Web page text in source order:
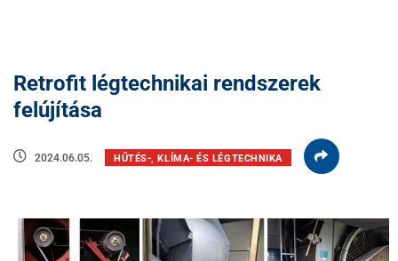
Retrofit légtechnikai rendszerek
felújítása
2024.06.05. HŰTÉS-, KLÍMA- ÉS LÉGTECHNIKA